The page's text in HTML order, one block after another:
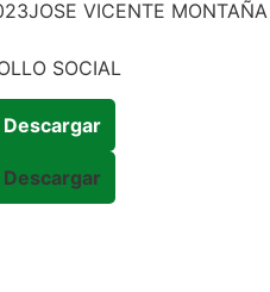
VICENTE
SOCIAL
Descargar
Descargar